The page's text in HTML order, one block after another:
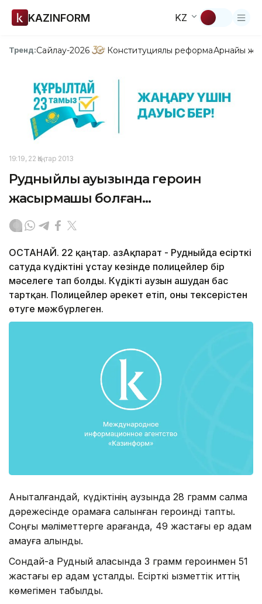
KAZINFORM KZ
Тренд:Сайлау-2026 Конституциялық реформаАрнайы
19:19, 22 Қаңтар 2013
Рудныйлық ауызында героин
жасырмақшы болған...
ҚОСТАНАЙ. 22 қаңтар. ҚазАқпарат - Рудныйда есірткі
сатуда күдіктіні ұстау кезінде полицейлер бір
мәселеге тап болды. Күдікті аузын ашудан бас
тартқан. Полицейлер әрекет етіп, оны тексерістен
өтуге мәжбүрлеген.
Анықталғандай, күдіктінің аузында 28 грамм салмақ
дәрежесінде орамаға салынған героинді тапты.
Соңғы мәліметтерге қарағанда, 49 жастағы ер адам
қамауға алынды.
Сондай-ақ Рудный қаласында 3 грамм героинмен 51
жастағы ер адам ұсталды. Есірткі қызметтік иттің
көмегімен табылды.